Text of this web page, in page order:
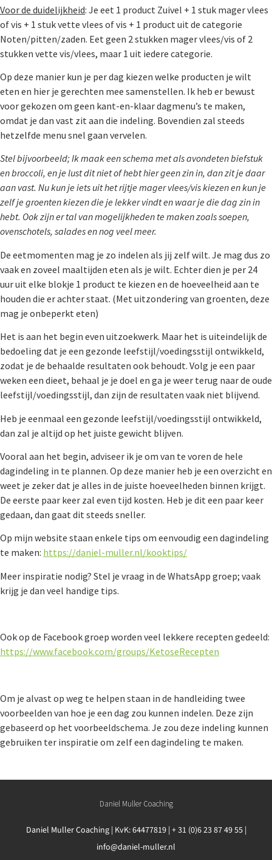
Voor de duidelijkheid: Je eet 1 product Zuivel + 1 stuk mager vlees
of vis + 1 stuk vette vlees of vis + 1 product uit de categorie
Noten/pitten/zaden. Eet geen 2 stukken mager vlees/vis of 2
stukken vette vis/vlees, maar 1 uit iedere categorie.
Op deze manier kun je per dag kiezen welke producten je wilt
eten en hier je gerechten mee samenstellen. Ik heb er bewust
voor gekozen om geen kant-en-klaar dagmenu’s te maken,
omdat je dan vast zit aan die indeling. Bovendien zal steeds
hetzelfde menu snel gaan vervelen.
Stel bijvoorbeeld; Ik maak een schema met als avondeten biefstuk
en broccoli, en je lust dit niet of hebt hier geen zin in, dan zit je daar
aan vast. Nu kun je iets uit het rijtje mager vlees/vis kiezen en kun je
zelf je groenten kiezen die je lekker vindt en waar je die dag zin in
hebt. Ook zijn er tal van mogelijkheden te maken zoals soepen,
ovenschotels, salades en nog veel meer.
De eetmomenten mag je zo indelen als jij zelf wilt. Je mag dus zo
vaak en zoveel maaltijden eten als je wilt. Echter dien je per 24
uur uit elke blokje 1 product te kiezen en de hoeveelheid aan te
houden die er achter staat. (Met uitzondering van groenten, deze
mag je onbeperkt eten)
Het is aan het begin even uitzoekwerk. Maar het is uiteindelijk de
bedoeling dat je een gezonde leefstijl/voedingsstijl ontwikkeld,
zodat je de behaalde resultaten ook behoudt. Volg je een paar
weken een dieet, behaal je je doel en ga je weer terug naar de oude
leefstijl/voedingsstijl, dan zijn de resultaten vaak niet blijvend.
Heb je eenmaal een gezonde leefstijl/voedingsstijl ontwikkeld,
dan zal je altijd op het juiste gewicht blijven.
Vooral aan het begin, adviseer ik je om van te voren de hele
dagindeling in te plannen. Op deze manier heb je een overzicht en
weet je zeker dat je alles in de juiste hoeveelheden binnen krijgt.
De eerste paar keer zal even tijd kosten. Heb je dit een paar keer
gedaan, dan gaat dit steeds sneller.
Op mijn website staan enkele tips om eenvoudig een dagindeling
te maken: https://daniel-muller.nl/kooktips/
Meer inspiratie nodig? Stel je vraag in de WhatsApp groep; vaak
krijg je dan veel handige tips.
Ook op de Facebook groep worden veel lekkere recepten gedeeld:
https://www.facebook.com/groups/KetoseRecepten
Om je alvast op weg te helpen staan in de handleiding twee
voorbeelden van hoe je een dag zou kunnen indelen. Deze zijn
gebaseerd op het voorbeeldschema. Je zou deze indeling kunnen
gebruiken ter inspiratie om zelf een dagindeling te maken.
Daniel Muller Coaching
Daniel Muller Coaching | KvK: 64477819 | + 31 (0)6 23 87 49 55 |
info@daniel-muller.nl